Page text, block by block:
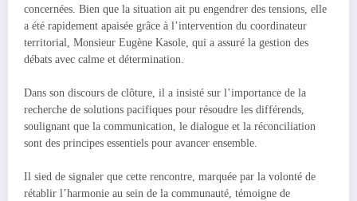
concernées. Bien que la situation ait pu engendrer des tensions, elle
a été rapidement apaisée grâce à l’intervention du coordinateur
territorial, Monsieur Eugène Kasole, qui a assuré la gestion des
débats avec calme et détermination.
Dans son discours de clôture, il a insisté sur l’importance de la
recherche de solutions pacifiques pour résoudre les différends,
soulignant que la communication, le dialogue et la réconciliation
sont des principes essentiels pour avancer ensemble.
Il sied de signaler que cette rencontre, marquée par la volonté de
rétablir l’harmonie au sein de la communauté, témoigne de